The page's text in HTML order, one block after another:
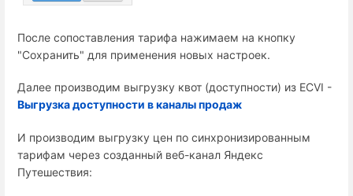
После сопоставления тарифа нажимаем на кнопку
"Сохранить" для применения новых настроек.
Далее производим выгрузку квот (доступности) из ECVI -
Выгрузка доступности в каналы продаж
И производим выгрузку цен по синхронизированным
тарифам через созданный веб-канал Яндекс
Путешествия: